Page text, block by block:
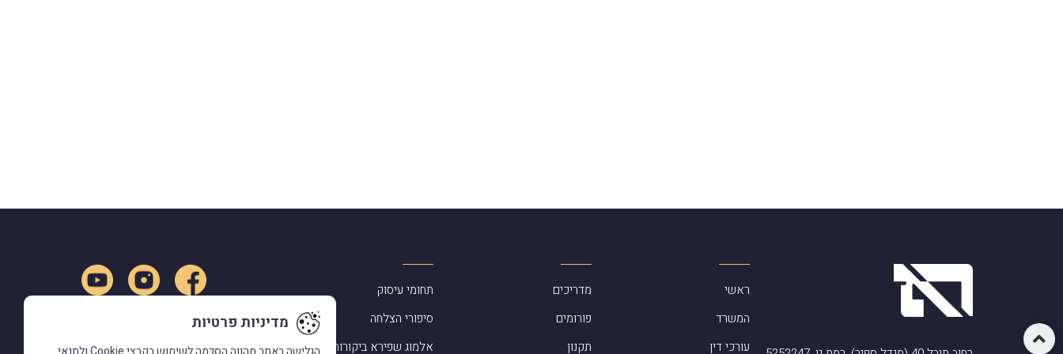
ראשי
המשרד
עורכי דין
מדריכים
פורומים
תקנון
תחומי עיסוק
סיפורי הצלחה
אלמוג שפירא ביקורות
מדיניות פרטיות